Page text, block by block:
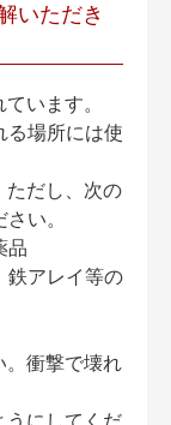
いただき
います。
る場所には使
だし、次の
い。
品
鉄アレイ等の
衝撃で壊れ